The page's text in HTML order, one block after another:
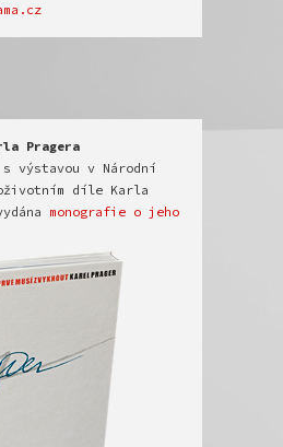
výstavou v Národní
díle Karla
monografie o jeho